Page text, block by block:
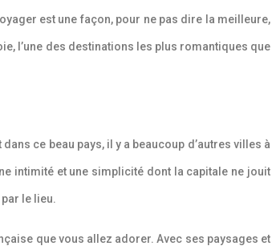
est une façon, pour ne pas dire la meilleure,
l’une des destinations les plus romantiques que
ce beau pays, il y a beaucoup d’autres villes à
intimité et une simplicité dont la capitale ne jouit
le lieu.
que vous allez adorer. Avec ses paysages et